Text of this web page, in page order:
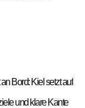
Bord: Kiel setzt auf
und klare Kante